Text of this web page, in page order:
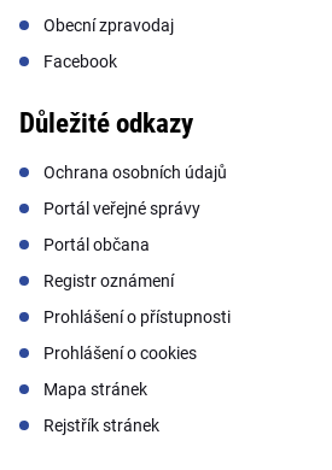
Obecní zpravodaj
Facebook
Důležité odkazy
Ochrana osobních údajů
Portál veřejné správy
Portál občana
Registr oznámení
Prohlášení o přístupnosti
Prohlášení o cookies
Mapa stránek
Rejstřík stránek